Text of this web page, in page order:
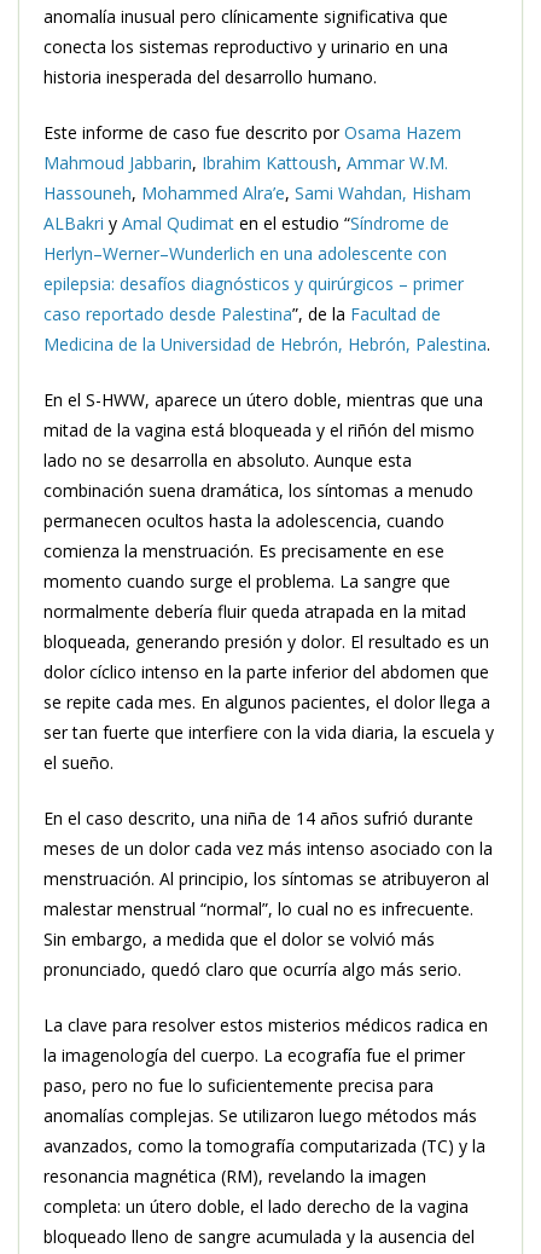
anomalía inusual pero clínicamente significativa que
conecta los sistemas reproductivo y urinario en una
historia inesperada del desarrollo humano.
Este informe de caso fue descrito porOsama Hazem
Mahmoud Jabbarin, Ibrahim Kattoush, Ammar W.M.
Hassouneh, Mohammed Alra’e, Sami Wahdan, Hisham
ALBakri y Amal Qudimat en el estudio “Síndrome de
Herlyn–Werner–Wunderlich en una adolescente con
epilepsia: desafíos diagnósticos y quirúrgicos – primer
caso reportado desde Palestina”, de la Facultad de
Medicina de la Universidad de Hebrón, Hebrón, Palestina.
En el S-HWW, aparece un útero doble, mientras que una
mitad de la vagina está bloqueada y el riñón del mismo
lado no se desarrolla en absoluto. Aunque esta
combinación suena dramática, los síntomas a menudo
permanecen ocultos hasta la adolescencia, cuando
comienza la menstruación. Es precisamente en ese
momento cuando surge el problema. La sangre que
normalmente debería fluir queda atrapada en la mitad
bloqueada, generando presión y dolor. El resultado es un
dolor cíclico intenso en la parte inferior del abdomen que
se repite cada mes. En algunos pacientes, el dolor llega a
ser tan fuerte que interfiere con la vida diaria, la escuela y
el sueño.
En el caso descrito, una niña de 14 años sufrió durante
meses de un dolor cada vez más intenso asociado con la
menstruación. Al principio, los síntomas se atribuyeron al
malestar menstrual “normal”, lo cual no es infrecuente.
Sin embargo, a medida que el dolor se volvió más
pronunciado, quedó claro que ocurría algo más serio.
La clave para resolver estos misterios médicos radica en
la imagenología del cuerpo. La ecografía fue el primer
paso, pero no fue lo suficientemente precisa para
anomalías complejas. Se utilizaron luego métodos más
avanzados, como la tomografía computarizada (TC) y la
resonancia magnética (RM), revelando la imagen
completa: un útero doble, el lado derecho de la vagina
bloqueado lleno de sangre acumulada y la ausencia del